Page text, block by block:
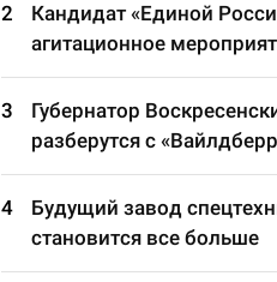
Кандидат «Единой
агитационное
Губернатор
разберутся с
Будущий завод
становится все больше